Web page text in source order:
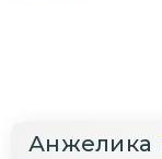
Анжелика